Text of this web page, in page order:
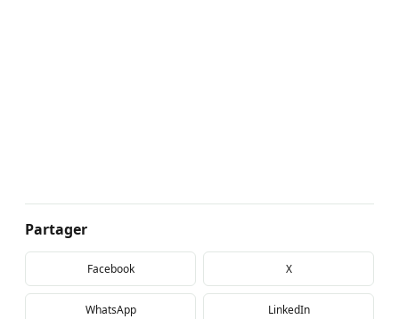
Partager
Facebook X
WhatsApp LinkedIn